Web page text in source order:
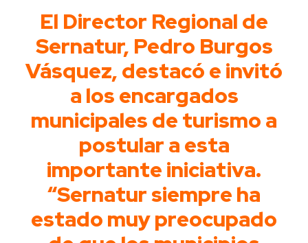
El Director Regional de
Sernatur, Pedro Burgos
Vásquez, destacó e invitó
a los encargados
municipales de turismo a
postular a esta
importante iniciativa.
“Sernatur siempre ha
estado muy preocupado